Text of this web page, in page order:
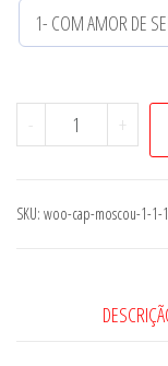
-
Conjunto
Hamburgo
+
SKU: woo-cap-moscou-1-1-